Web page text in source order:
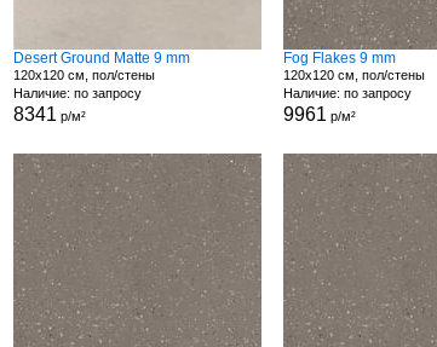
Desert Ground Matte 9 mm
120x120 см, пол/стены
Наличие: по запросу
8341 р/м²
Fog Flakes 9 mm
120x120 см, пол/стены
Наличие: по запросу
9961 р/м²